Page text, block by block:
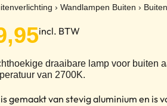
› Wandlampen Buiten ›
incl. BTW
draaibare lamp voor buiten
van 2700K.
gemaakt van stevig aluminium en is